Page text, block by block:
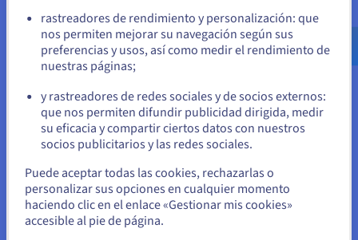
us.ovhcloud.com/
Inglés USD - $
Permanezca en el sitio web actual
rastreadores de rendimiento y personalización: que
nos permiten mejorar su navegación según sus
preferencias y usos, así como medir el rendimiento de
nuestras páginas;
y rastreadores de redes sociales y de socios externos:
que nos permiten difundir publicidad dirigida, medir
su eficacia y compartir ciertos datos con nuestros
socios publicitarios y las redes sociales.
Puede aceptar todas las cookies, rechazarlas o
personalizar sus opciones en cualquier momento
haciendo clic en el enlace «Gestionar mis cookies»
accesible al pie de página.